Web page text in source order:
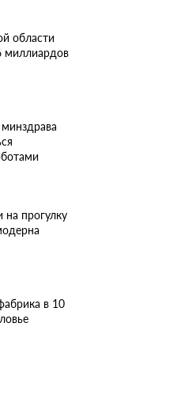
области
миллиардов
минздрава
на прогулку
в 10